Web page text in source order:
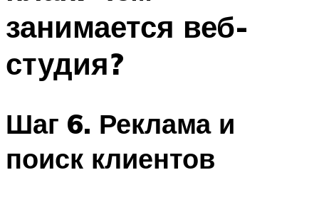
занимается веб-
студия?
Шаг 6. Реклама и
поиск клиентов